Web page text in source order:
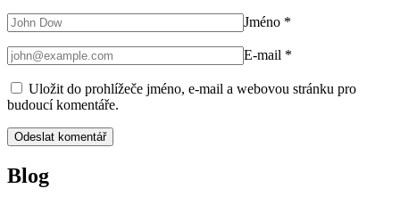
Jméno *
E-mail *
Uložit do prohlížeče jméno, e-mail a webovou stránku pro
budoucí komentáře.
Blog